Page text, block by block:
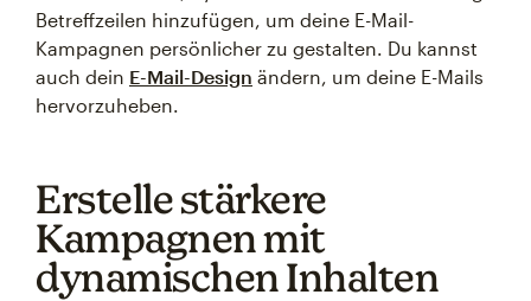
Betreffzeilen hinzufügen, um deine E-Mail-
Kampagnen persönlicher zu gestalten. Du kannst
auch dein E-Mail-Design ändern, um deine E-Mails
hervorzuheben.
Erstelle stärkere
Kampagnen mit
dynamischen Inhalten